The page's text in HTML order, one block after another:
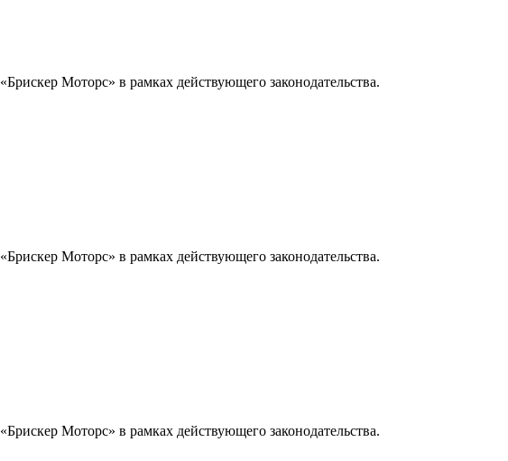
«Брискер Моторс» в рамках действующего законодательства.
«Брискер Моторс» в рамках действующего законодательства.
«Брискер Моторс» в рамках действующего законодательства.